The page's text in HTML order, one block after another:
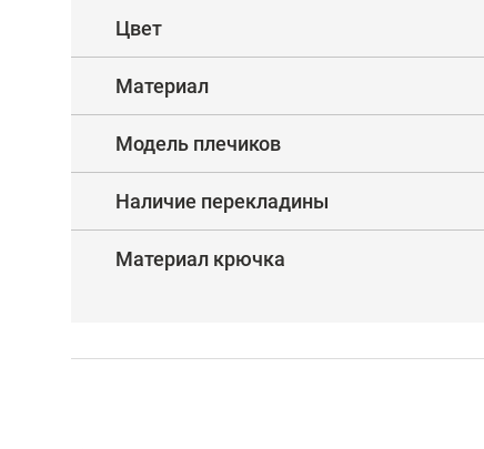
Цвет
Материал
Модель плечиков
Наличие перекладины
Материал крючка